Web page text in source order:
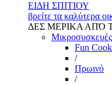
ΕΙΔΗ ΣΠΙΤΙΟΥ
βρείτε τα καλύτερα
ΔΕΣ ΜΕΡΙΚΑ ΑΠΌ
Μικροσυσκευές
Fun
/
Πρωινό
/